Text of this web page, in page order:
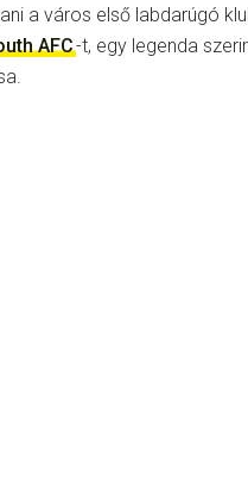
a város első labdarúgó
AFC-t, egy legenda